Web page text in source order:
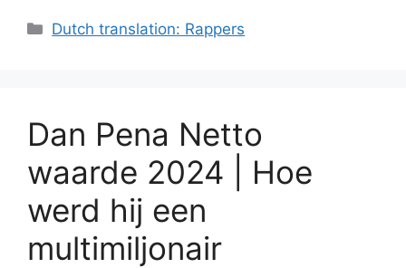
Categories
Dutch translation: Rappers
Dan Pena Netto
waarde 2024 | Hoe
werd hij een
multimiljonair